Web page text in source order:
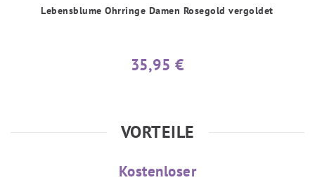
Lebensblume Ohrringe Damen Rosegold vergoldet
35,95 €
VORTEILE
Kostenloser